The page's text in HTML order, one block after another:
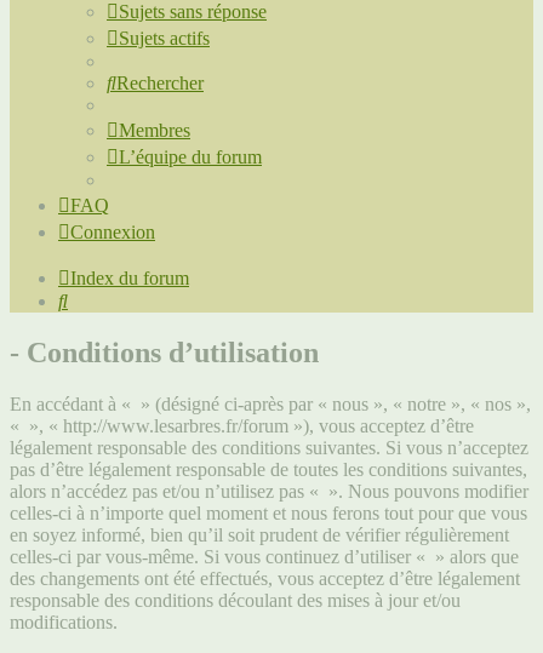
Sujets sans réponse
Sujets actifs
Rechercher
Membres
L’équipe du forum
FAQ
Connexion
Index du forum
Rechercher
- Conditions d’utilisation
En accédant à « » (désigné ci-après par « nous », « notre », « nos »,
« », « http://www.lesarbres.fr/forum »), vous acceptez d’être
légalement responsable des conditions suivantes. Si vous n’acceptez
pas d’être légalement responsable de toutes les conditions suivantes,
alors n’accédez pas et/ou n’utilisez pas « ». Nous pouvons modifier
celles-ci à n’importe quel moment et nous ferons tout pour que vous
en soyez informé, bien qu’il soit prudent de vérifier régulièrement
celles-ci par vous-même. Si vous continuez d’utiliser « » alors que
des changements ont été effectués, vous acceptez d’être légalement
responsable des conditions découlant des mises à jour et/ou
modifications.